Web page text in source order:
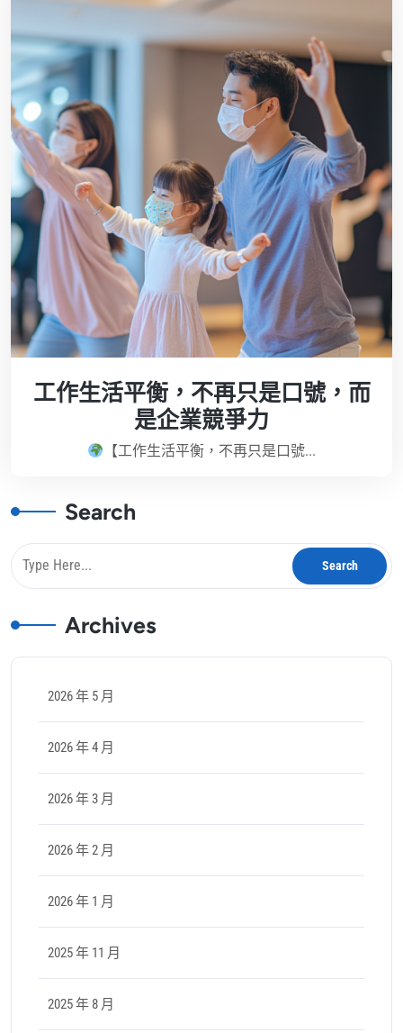
工作生活平衡，不再只是口號，而
是企業競爭力
【工作生活平衡，不再只是口號...
Search
Archives
2026 年 5 月
2026 年 4 月
2026 年 3 月
2026 年 2 月
2026 年 1 月
2025 年 11 月
2025 年 8 月